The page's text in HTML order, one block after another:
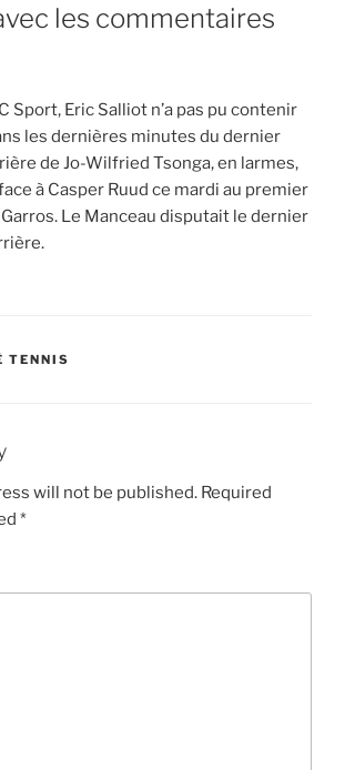
les commentaires
Sport, Eric Salliot n’a pas pu contenir
les dernières minutes du dernier
de Jo-Wilfried Tsonga, en larmes,
à Casper Ruud ce mardi au premier
Le Manceau disputait le dernier
TENNIS
will not be published. Required
*